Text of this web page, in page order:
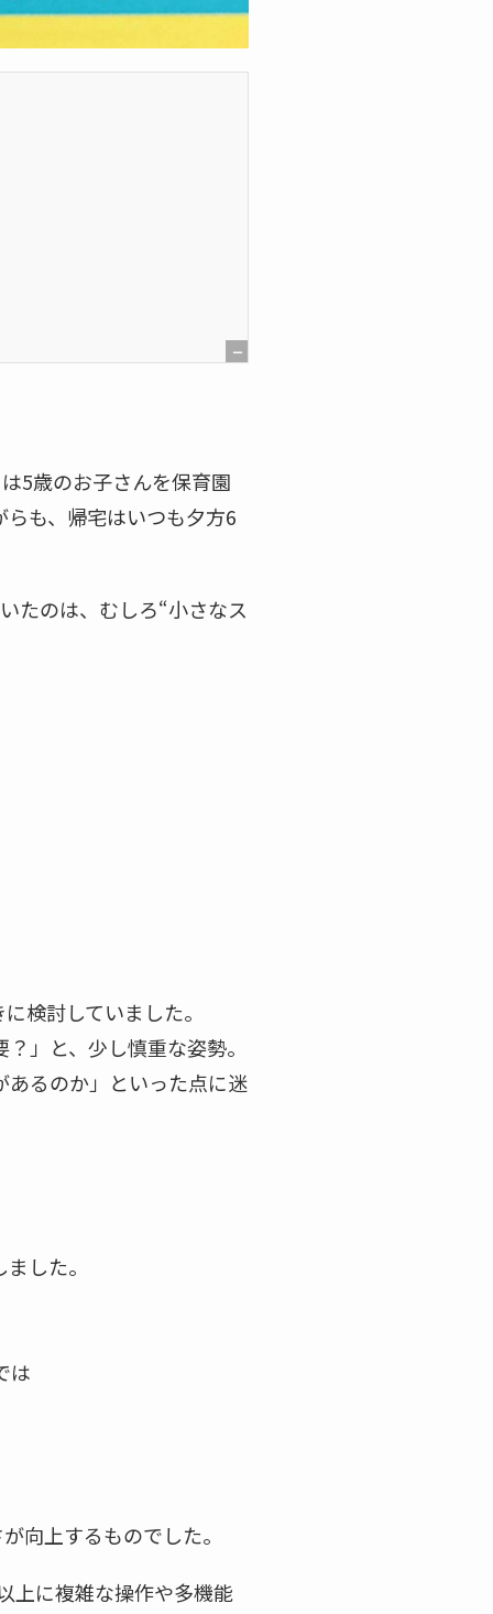
[
5歳のお子さんを保育園
も、帰宅はいつも夕方6
たのは、むしろ“小さなス
検討していました。
」と、少し慎重な姿勢。
るのか」といった点に迷
した。
は
向上するものでした。
上に複雑な操作や多機能